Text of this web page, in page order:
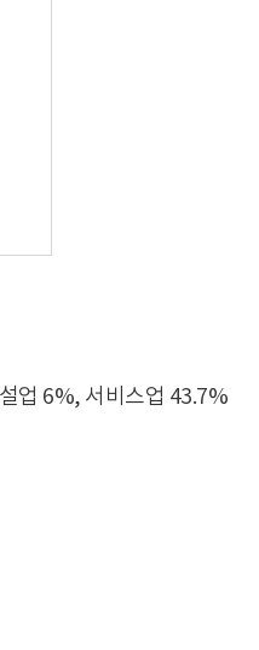
업 6%, 서비스업 43.7%